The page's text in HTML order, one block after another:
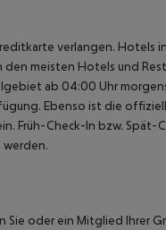
verlangen. Hotels
den meisten Hotels und
ab 04:00 Uhr
Ebenso ist die
Früh-Check-In bzw.
werden.
oder ein Mitglied Ihrer